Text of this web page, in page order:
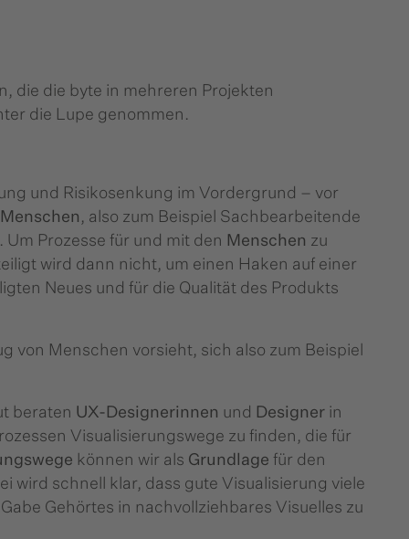
die die byte in mehreren Projekten
die Lupe genommen.
und Risikosenkung im Vordergrund – vor
Menschen , also zum Beispiel Sachbearbeitende
Um Prozesse für und mit den Menschen zu
wird dann nicht, um einen Haken auf einer
Neues und für die Qualität des Produkts
von Menschen vorsieht, sich also zum Beispiel
beraten UX-Designerinnen und Designerin
Visualisierungswege zu finden, die für
können wir als Grundlage für den
wird schnell klar, dass gute Visualisierung viele
Gehörtes in nachvollziehbares Visuelles zu